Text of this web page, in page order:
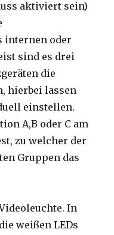
aktiviert sein)
internen oder
sind es drei
die
hierbei lassen
einstellen.
A,B oder C am
zu welcher der
Gruppen das
In
weißen LEDs